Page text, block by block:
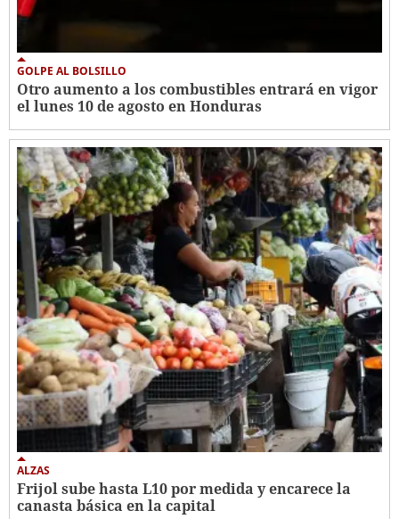
GOLPE AL BOLSILLO
Otro aumento a los combustibles entrará en vigor
el lunes 10 de agosto en Honduras
ALZAS
Frijol sube hasta L10 por medida y encarece la
canasta básica en la capital